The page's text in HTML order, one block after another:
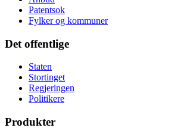
Patentsok
Fylker og kommuner
Det offentlige
Staten
Stortinget
Regjeringen
Politikere
Produkter